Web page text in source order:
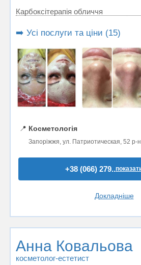
Карбоксітерапія обличчя
➡️ Усі послуги та ціни (15)
📍 Косметологія
Запоріжжя, ул. Патриотическая, 52 р-
+38 (066) 279..
Докладніше
Анна Ковальова
косметолог-естетист